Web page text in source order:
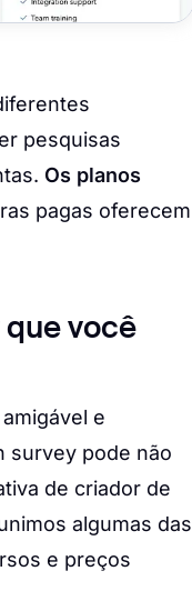
pesquisas
Os planos
pagas oferecem
você
e
survey pode não
de criador de
algumas das
e preços